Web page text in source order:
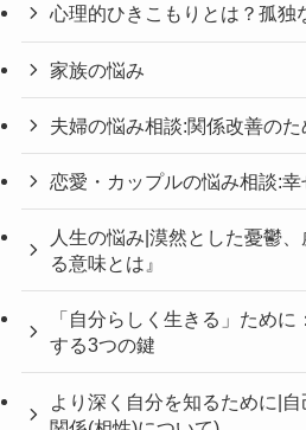
心理的ひきこもりとは？孤独
家族の悩み
夫婦の悩み相談:関係改善のた
恋愛・カップルの悩み相談:幸
人生の悩み|漠然とした憂鬱
る意味とは』
「自分らしく生きる」ため
する3つの鍵
より深く自分を知るために|